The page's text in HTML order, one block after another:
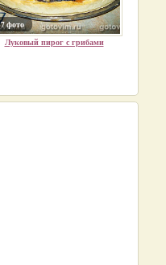
7 фото
Луковый пирог с грибами